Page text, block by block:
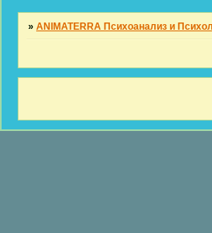
»ANIMATERRA Психоанализ и